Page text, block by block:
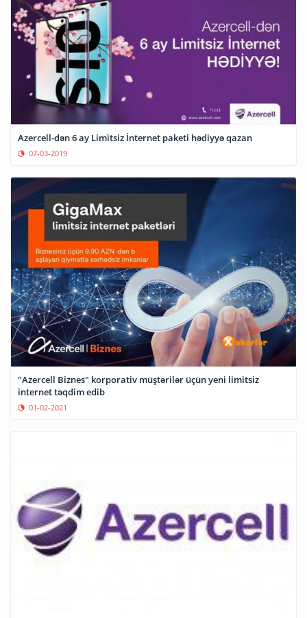
Azercell-dən 6 ay Limitsiz İnternet paketi hədiyyə qazan
07-03-2019
"Azercell Biznes" korporativ müştərilər üçün yeni limitsiz
internet təqdim edib
01-02-2021